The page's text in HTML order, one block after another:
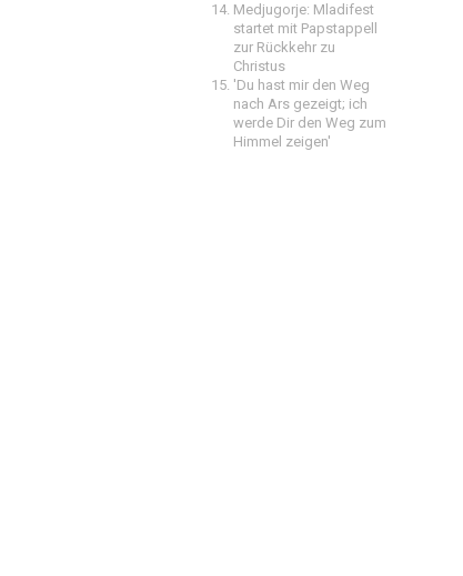
Medjugorje: Mladifest
startet mit Papstappell
zur Rückkehr zu
Christus
'Du hast mir den Weg
nach Ars gezeigt; ich
werde Dir den Weg zum
Himmel zeigen'